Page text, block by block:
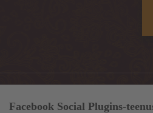
Facebook Social Plugins-